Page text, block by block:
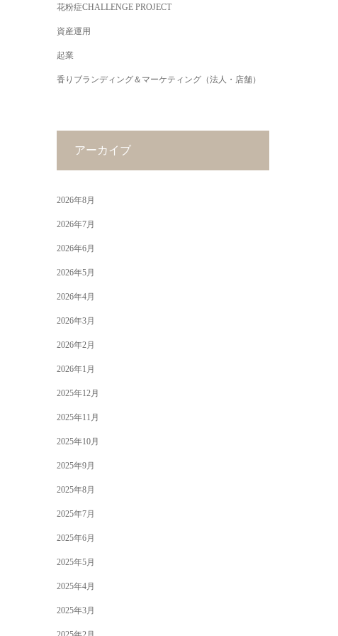
花粉症CHALLENGE PROJECT
資産運用
起業
香りブランディング＆マーケティング（法人・店舗）
アーカイブ
2026年8月
2026年7月
2026年6月
2026年5月
2026年4月
2026年3月
2026年2月
2026年1月
2025年12月
2025年11月
2025年10月
2025年9月
2025年8月
2025年7月
2025年6月
2025年5月
2025年4月
2025年3月